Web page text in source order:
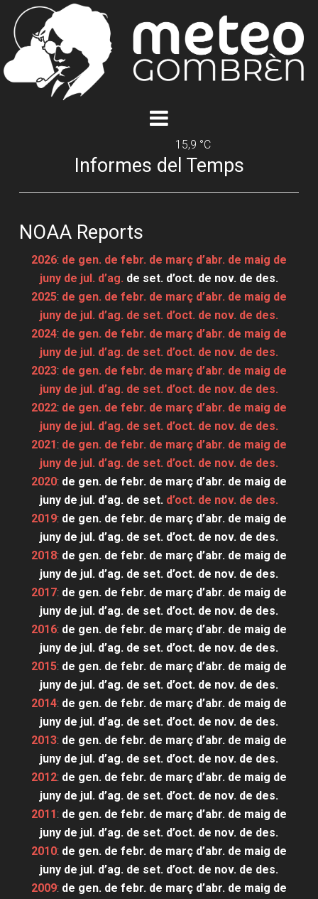
15,9 °C
Informes del Temps
NOAA Reports
2026: de gen. de febr. de març d’abr. de maig de
juny de jul. d’ag. de set. d’oct. de nov. de des.
2025: de gen. de febr. de març d’abr. de maig de
juny de jul. d’ag. de set. d’oct. de nov. de des.
2024: de gen. de febr. de març d’abr. de maig de
juny de jul. d’ag. de set. d’oct. de nov. de des.
2023: de gen. de febr. de març d’abr. de maig de
juny de jul. d’ag. de set. d’oct. de nov. de des.
2022: de gen. de febr. de març d’abr. de maig de
juny de jul. d’ag. de set. d’oct. de nov. de des.
2021: de gen. de febr. de març d’abr. de maig de
juny de jul. d’ag. de set. d’oct. de nov. de des.
2020: de gen. de febr. de març d’abr. de maig de
juny de jul. d’ag. de set. d’oct. de nov. de des.
2019: de gen. de febr. de març d’abr. de maig de
juny de jul. d’ag. de set. d’oct. de nov. de des.
2018: de gen. de febr. de març d’abr. de maig de
juny de jul. d’ag. de set. d’oct. de nov. de des.
2017: de gen. de febr. de març d’abr. de maig de
juny de jul. d’ag. de set. d’oct. de nov. de des.
2016: de gen. de febr. de març d’abr. de maig de
juny de jul. d’ag. de set. d’oct. de nov. de des.
2015: de gen. de febr. de març d’abr. de maig de
juny de jul. d’ag. de set. d’oct. de nov. de des.
2014: de gen. de febr. de març d’abr. de maig de
juny de jul. d’ag. de set. d’oct. de nov. de des.
2013: de gen. de febr. de març d’abr. de maig de
juny de jul. d’ag. de set. d’oct. de nov. de des.
2012: de gen. de febr. de març d’abr. de maig de
juny de jul. d’ag. de set. d’oct. de nov. de des.
2011: de gen. de febr. de març d’abr. de maig de
juny de jul. d’ag. de set. d’oct. de nov. de des.
2010: de gen. de febr. de març d’abr. de maig de
juny de jul. d’ag. de set. d’oct. de nov. de des.
2009: de gen. de febr. de març d’abr. de maig de